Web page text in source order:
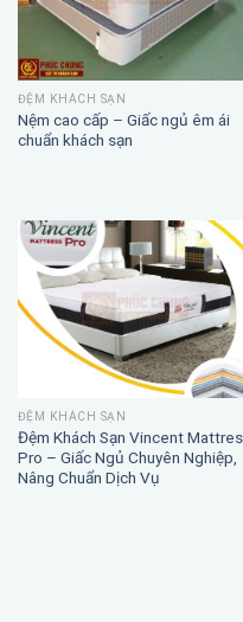
ĐỆM KHÁCH SẠN
Nệm cao cấp – Giấc ngủ êm ái
ĐỆM KHÁCH SẠN
Đệm Khách Sạn Vincent Mattress
Pro – Giấc Ngủ Chuyên Nghiệp,